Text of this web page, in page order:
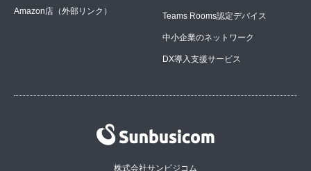
Amazon店（外部リンク） Teams Rooms認定デバイス
中小企業のネットワーク
DX導入支援サービス
株式会社サンビジコム